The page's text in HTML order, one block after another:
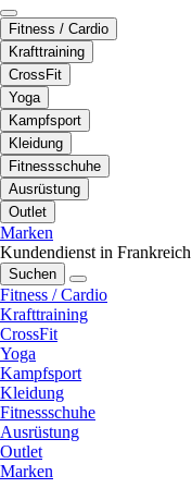
Fitness / Cardio
Krafttraining
CrossFit
Yoga
Kampfsport
Kleidung
Fitnessschuhe
Ausrüstung
Outlet
Marken
Kundendienst in Frankreich
Suchen
Fitness / Cardio
Krafttraining
CrossFit
Yoga
Kampfsport
Kleidung
Fitnessschuhe
Ausrüstung
Outlet
Marken